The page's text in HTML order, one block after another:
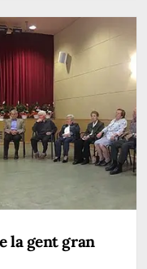
la gent gran